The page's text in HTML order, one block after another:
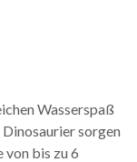
Wasserspaß
sorgen
bis zu 6